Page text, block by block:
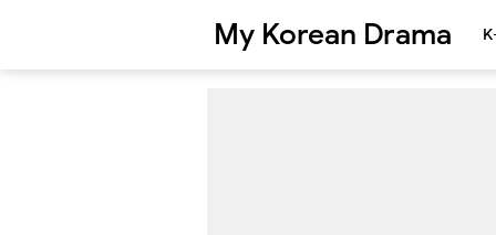
My Korean Drama